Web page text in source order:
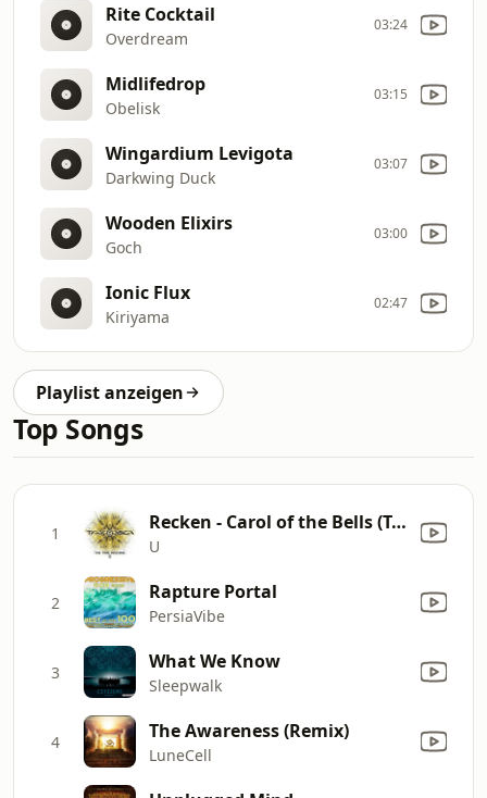
Rite Cocktail
Overdream
03:24
Midlifedrop
Obelisk
03:15
Wingardium Levigota
Darkwing Duck
03:07
Wooden Elixirs
Goch
03:00
Ionic Flux
Kiriyama
02:47
Playlist anzeigen
Top Songs
1 Recken - Carol of the Bells (Talamasca Remix)
U
2 Rapture Portal
PersiaVibe
3 What We Know
Sleepwalk
4 The Awareness (Remix)
LuneCell